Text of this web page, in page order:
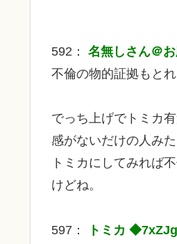
592： 名無しさん＠
不倫の物的証拠もと
でっち上げでトミカ
感がないだけの人み
トミカにしてみれば
けどね。
597： トミカ